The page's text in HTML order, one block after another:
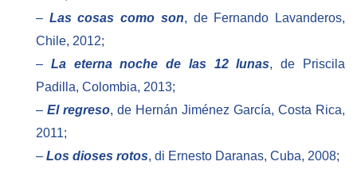
– Las cosas como son, de Fernando Lavanderos,
Chile, 2012;
– La eterna noche de las 12 lunas, de Priscila
Padilla, Colombia, 2013;
– El regreso, de Hernán Jiménez García, Costa Rica,
2011;
– Los dioses rotos, di Ernesto Daranas, Cuba, 2008;